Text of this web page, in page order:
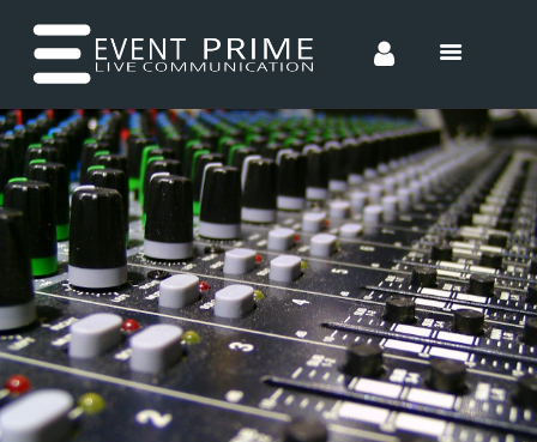
HOME
CONCEPTS
ENTERTAINMENT
INCENTIVES
TEAM
CONTACT